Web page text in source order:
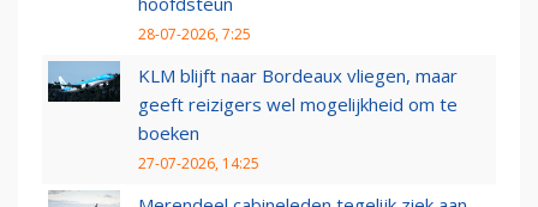
28-07-2026, 7:25
KLM blijft naar Bordeaux vliegen, maar
geeft reizigers wel mogelijkheid om te
boeken
27-07-2026, 14:25